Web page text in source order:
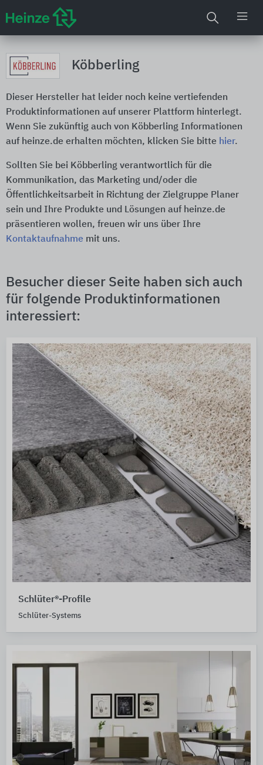
Köbberling
Dieser Hersteller hat leider noch keine vertiefenden
Produktinformationen auf unserer Plattform hinterlegt.
Wenn Sie zukünftig auch von Köbberling Informationen
auf heinze.de erhalten möchten, klicken Sie bitte hier.
Sollten Sie bei Köbberling verantwortlich für die
Kommunikation, das Marketing und/oder die
Öffentlichkeitsarbeit in Richtung der Zielgruppe Planer
sein und Ihre Produkte und Lösungen auf heinze.de
präsentieren wollen, freuen wir uns über Ihre
Kontaktaufnahme mit uns.
Besucher dieser Seite haben sich auch
für folgende Produktinformationen
interessiert:
Schlüter®-Profile
Schlüter-Systems